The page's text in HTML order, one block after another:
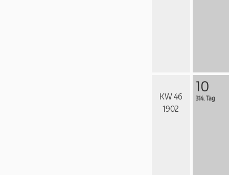
KW 46
1902
10
314. Tag